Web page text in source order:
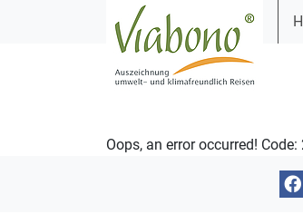
Oops, an error occurred!